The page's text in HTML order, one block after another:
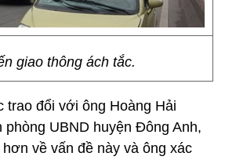
giao thông ách tắc.
trao đổi với ông Hoàng Hải
UBND huyện Đông Anh,
về vấn đề này và ông xác